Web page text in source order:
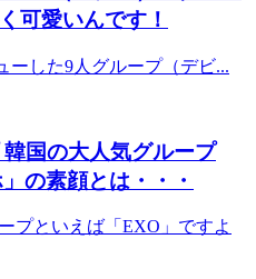
可愛いんです！
ーした9人グループ（デビ...
韓国の大人気グループ
の素顔とは・・・
プといえば「EXO」ですよ